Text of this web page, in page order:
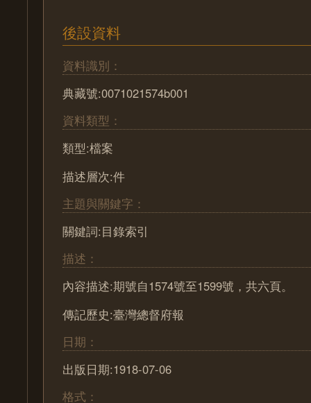
後設資料
資料識別：
典藏號:0071021574b001
資料類型：
類型:檔案
描述層次:件
主題與關鍵字：
關鍵詞:目錄索引
描述：
內容描述:期號自1574號至1599號，共六頁。
傳記歷史:臺灣總督府報
日期：
出版日期:1918-07-06
格式：